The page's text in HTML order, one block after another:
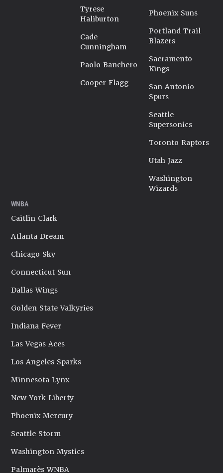
Tyrese
Haliburton
Cade
Cunningham
Paolo Banchero
Cooper Flagg
Phoenix Suns
Portland Trail
Blazers
Sacramento
Kings
San Antonio
Spurs
Seattle
Supersonics
Toronto Raptors
Utah Jazz
Washington
Wizards
WNBA
Caitlin Clark
Atlanta Dream
Chicago Sky
Connecticut Sun
Dallas Wings
Golden State Valkyries
Indiana Fever
Las Vegas Aces
Los Angeles Sparks
Minnesota Lynx
New York Liberty
Phoenix Mercury
Seattle Storm
Washington Mystics
Palmarès WNBA